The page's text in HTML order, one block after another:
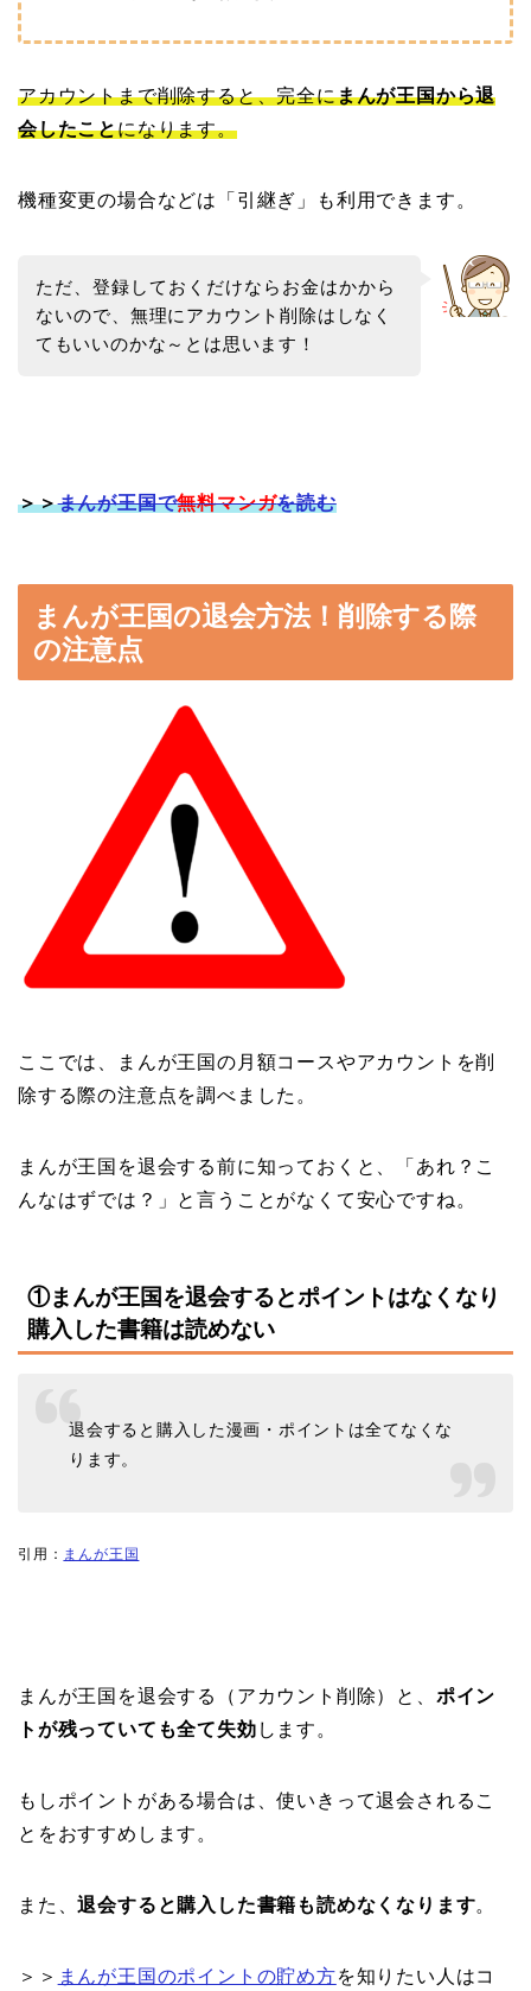
アカウントまで削除すると、完全にまんが王国から退
会したことになります。
機種変更の場合などは「引継ぎ」も利用できます。
ただ、登録しておくだけならお金はかから
ないので、 無理にアカウント削除はしなく
てもいいのかな～とは思います！
＞＞まんが王国で無料マンガを読む
まんが王国の退会方法！削除する際
の注意点
ここでは、まんが王国の月額コースやアカウントを削
除する際の注意点を調べました。
まんが王国を退会する前に知っておくと、「あれ？こ
んなはずでは？」と言うことがなくて安心ですね。
①まんが王国を退会するとポイントはなくなり
購入した書籍は読めない
退会すると購入した漫画・ポイントは全てなくな
ります。
引用： まんが王国
まんが王国を退会する（アカウント削除）と、 ポイン
トが残っていても全て失効 します。
もしポイントがある場合は、使いきって退会されるこ
とをおすすめします。
また、退会すると購入した書籍も読めなくなります。
＞＞ まんが王国のポイントの貯め方を知りたい人はコ